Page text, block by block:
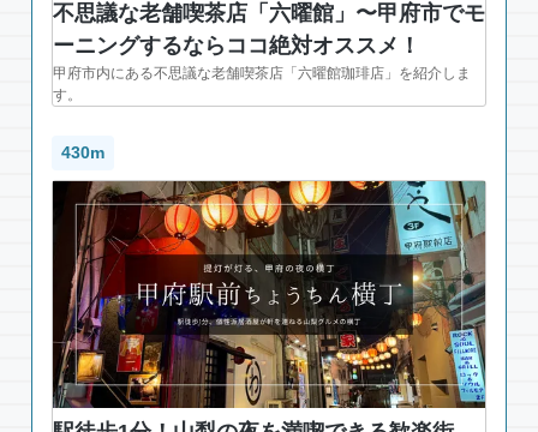
不思議な老舗喫茶店「六曜館」〜甲府市でモ
ーニングするならココ絶対オススメ！
甲府市内にある不思議な老舗喫茶店「六曜館珈琲店」を紹介しま
す。
430m